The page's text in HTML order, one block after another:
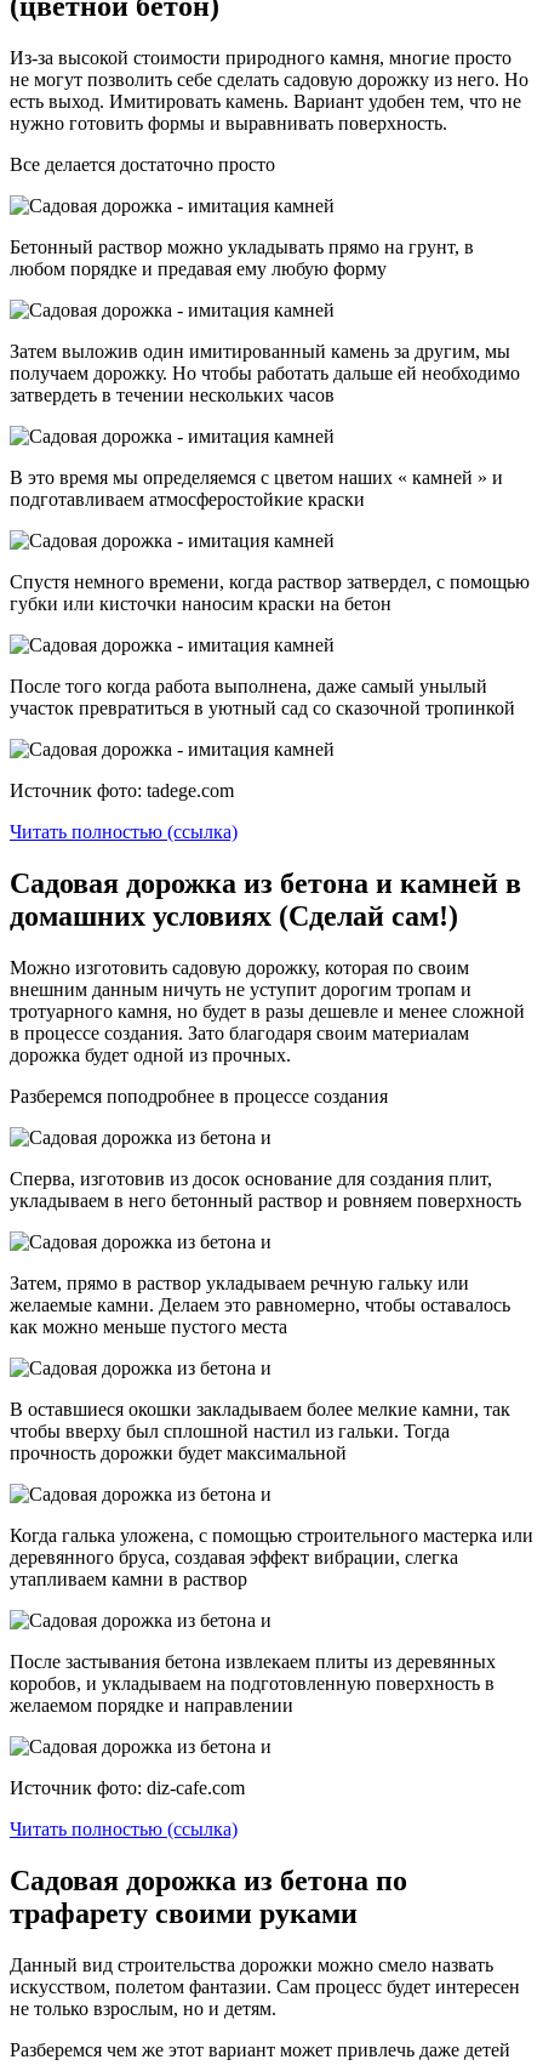
Из-за высокой стоимости природного камня, многие просто
не могут позволить себе сделать садовую дорожку из него. Но
есть выход. Имитировать камень. Вариант удобен тем, что не
нужно готовить формы и выравнивать поверхность.
Все делается достаточно просто
Бетонный раствор можно укладывать прямо на грунт, в
любом порядке и предавая ему любую форму
Затем выложив один имитированный камень за другим, мы
получаем дорожку. Но чтобы работать дальше ей необходимо
затвердеть в течении нескольких часов
В это время мы определяемся с цветом наших « камней » и
подготавливаем атмосферостойкие краски
Спустя немного времени, когда раствор затвердел, с помощью
губки или кисточки наносим краски на бетон
После того когда работа выполнена, даже самый унылый
участок превратиться в уютный сад со сказочной тропинкой
Источник фото: tadege.com
Читать полностью (ссылка)
Садовая дорожка из бетона и камней в
домашних условиях (Сделай сам!)
Можно изготовить садовую дорожку, которая по своим
внешним данным ничуть не уступит дорогим тропам и
тротуарного камня, но будет в разы дешевле и менее сложной
в процессе создания. Зато благодаря своим материалам
дорожка будет одной из прочных.
Разберемся поподробнее в процессе создания
Сперва, изготовив из досок основание для создания плит,
укладываем в него бетонный раствор и ровняем поверхность
Затем, прямо в раствор укладываем речную гальку или
желаемые камни. Делаем это равномерно, чтобы оставалось
как можно меньше пустого места
В оставшиеся окошки закладываем более мелкие камни, так
чтобы вверху был сплошной настил из гальки. Тогда
прочность дорожки будет максимальной
Когда галька уложена, с помощью строительного мастерка или
деревянного бруса, создавая эффект вибрации, слегка
утапливаем камни в раствор
После застывания бетона извлекаем плиты из деревянных
коробов, и укладываем на подготовленную поверхность в
желаемом порядке и направлении
Источник фото: diz-cafe.com
Читать полностью (ссылка)
Садовая дорожка из бетона по
трафарету своими руками
Данный вид строительства дорожки можно смело назвать
искусством, полетом фантазии. Сам процесс будет интересен
не только взрослым, но и детям.
Разберемся чем же этот вариант может привлечь даже детей